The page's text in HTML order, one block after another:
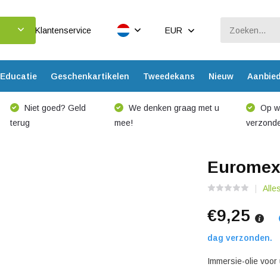
Klantenservice EUR
Educatie Geschenkartikelen Tweedekans Nieuw
Niet goed? Geld
terug
We denken graag met u
mee!
Op
€9,25
dag verzonden.
Immersie-olie